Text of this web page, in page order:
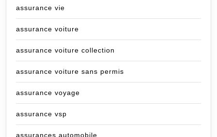
assurance vie
assurance voiture
assurance voiture collection
assurance voiture sans permis
assurance voyage
assurance vsp
assurances automobile